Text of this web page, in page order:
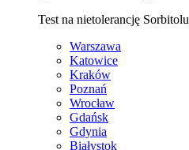
Test na nietolerancję Sorbitolu
Warszawa
Katowice
Kraków
Poznań
Wrocław
Gdańsk
Gdynia
Białystok